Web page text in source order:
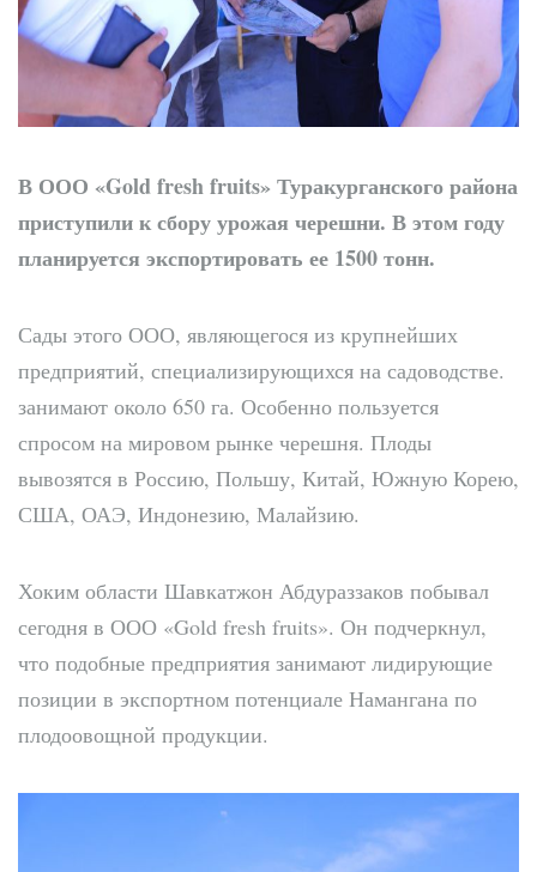
В ООО «Goldfreshfruits» Туракурганского района
приступили к сбору урожая черешни. В этом году
планируется экспортировать ее 1500 тонн.
Сады этого ООО, являющегося из крупнейших
предприятий, специализирующихся на садоводстве.
занимают около 650 га. Особенно пользуется
спросом на мировом рынке черешня. Плоды
вывозятся в Россию, Польшу, Китай, Южную Корею,
США, ОАЭ, Индонезию, Малайзию.
Хоким области Шавкатжон Абдураззаков побывал
сегодня в ООО «Gold fresh fruits». Он подчеркнул,
что подобные предприятия занимают лидирующие
позиции в экспортном потенциале Намангана по
плодоовощной продукции.